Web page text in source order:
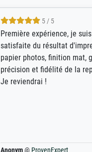
4.8 / 5
Qualité absolument
Extraordinaire diversité des
abordés et personnalisation
demandes (recadrage,
couleurs). Relation clientèle